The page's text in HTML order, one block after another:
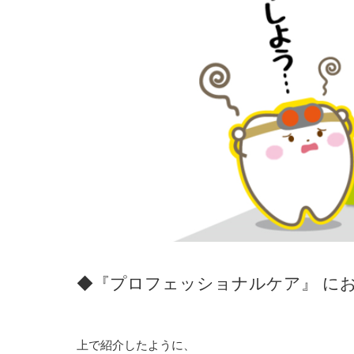
◆『プロフェッショナルケア』 に
上で紹介したように、